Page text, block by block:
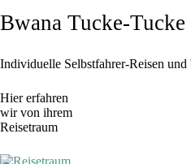
Bwana Tucke-Tucke
Individuelle Selbstfahrer-Reisen und
Hier erfahren
wir von ihrem
Reisetraum